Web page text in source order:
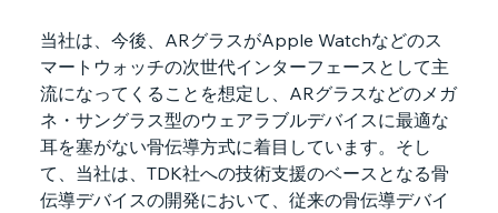
当社は、今後、ARグラスがApple Watchなどのス
マートウォッチの次世代インターフェースとして主
流になってくることを想定し、ARグラスなどのメガ
ネ・サングラス型のウェアラブルデバイスに最適な
耳を塞がない骨伝導方式に着目しています。そし
て、当社は、TDK社への技術支援のベースとなる骨
伝導デバイスの開発において、従来の骨伝導デバイ